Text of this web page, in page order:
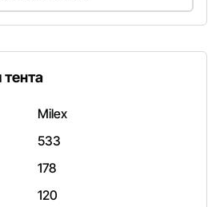
Milex
533
178
120